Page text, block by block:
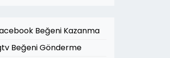
Beğeni Kazanma
Beğeni Gönderme